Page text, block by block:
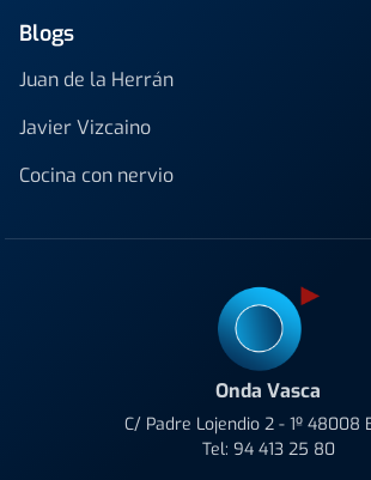
Blogs
Juan de la Herrán
Javier Vizcaino
Cocina con nervio
Onda Vasca
C/ Padre Lojendio 2 - 1º 48008
Tel: 94 413 25 80